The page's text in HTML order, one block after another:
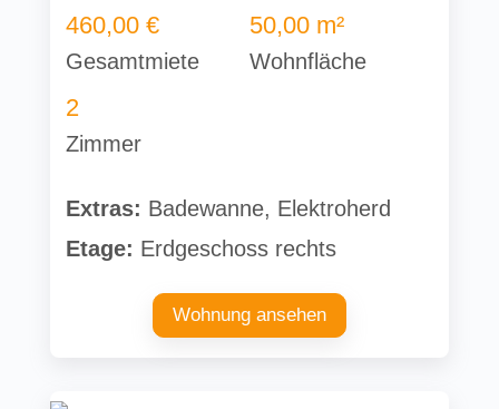
460,00 €
Gesamtmiete
50,00 m²
Wohnfläche
2
Zimmer
Extras: Badewanne, Elektroherd
Etage: Erdgeschoss rechts
Wohnung ansehen